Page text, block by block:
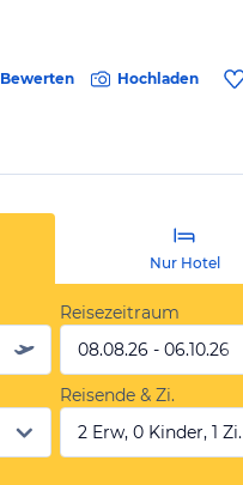
Bewerten Hochladen
Nur Hotel
Reisezeitraum
08.08.26 - 06.10.26
Reisende & Zi.
2 Erw, 0 Kinder, 1 Zi.